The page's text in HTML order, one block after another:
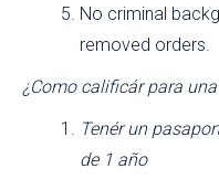
No criminal
removed orders.
¿Como calificár para
Tenér un
de 1 año